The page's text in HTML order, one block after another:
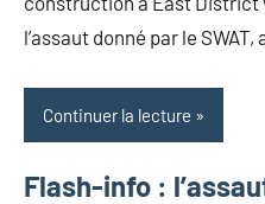
l’assaut donné par le SWAT,
Continuer la lecture
Flash-info :